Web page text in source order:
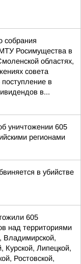
собрания
Росимущества в
областях,
совета
в
в...
уничтожении 605
регионами
в убийстве
605
над территориями
Владимирской,
Курской, Липецкой,
Ростовской,